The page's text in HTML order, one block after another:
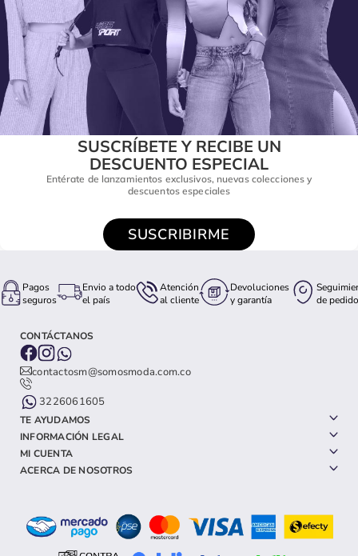
SUSCRÍBETE Y RECIBE UN
DESCUENTO ESPECIAL
Entérate de lanzamientos exclusivos, nuevas colecciones y
descuentos especiales
SUSCRIBIRME
Pagos
seguros
Envio a todo
el país
Atención
al cliente
Devoluciones
y garantía
de pedido
CONTÁCTANOS
contactosm@somosmoda.com.co
3226061605
TE AYUDAMOS
INFORMACIÓN LEGAL
MI CUENTA
ACERCA DE NOSOTROS